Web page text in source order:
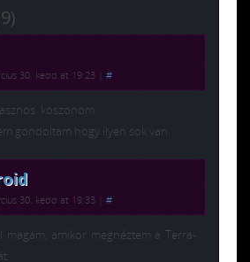
30. kedd at 19:23 #
koszonom
gondoltam hogy ilyen sok van.
30. kedd at 19:33 #
magam, amikor megnéztem a Terra-